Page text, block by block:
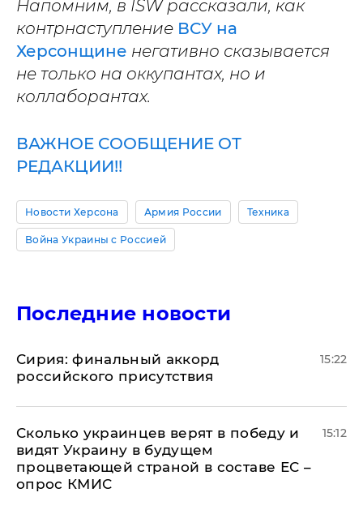
Напомним, в ISW рассказали, как
контрнаступление ВСУ на
Херсонщине негативно сказывается
не только на оккупантах, но и
коллаборантах.
ВАЖНОЕ СООБЩЕНИЕ ОТ
РЕДАКЦИИ!!
Новости Херсона Армия России Техника
Война Украины с Россией
Последние новости
​Сирия: финальный аккорд
российского присутствия
15:22
Сколько украинцев верят в победу и
видят Украину в будущем
процветающей страной в составе ЕС –
опрос КМИС
15:12